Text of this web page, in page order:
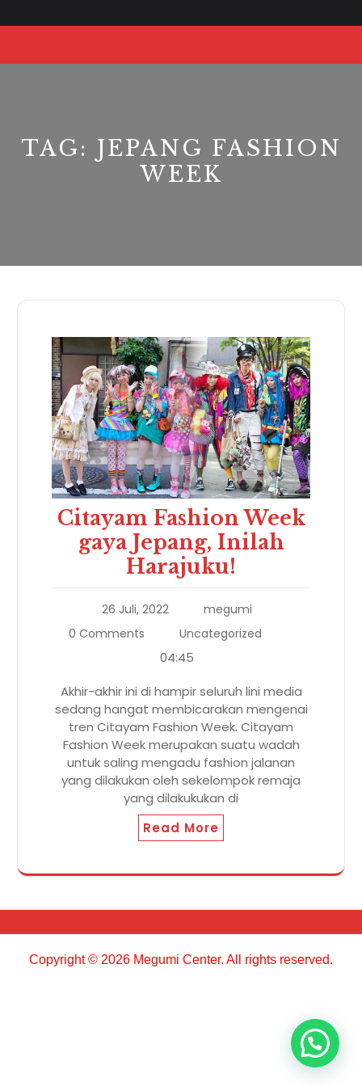
to
TAG: JEPANG FASHION
WEEK
Citayam Fashion Week
gaya Jepang, Inilah
Harajuku!
26 Juli, 2022
megumi
0 Comments
Uncategorized
04:45
Akhir-akhir ini di hampir seluruh lini media
sedang hangat membicarakan mengenai
tren Citayam Fashion Week. Citayam
Fashion Week merupakan suatu wadah
untuk saling mengadu fashion jalanan
yang dilakukan oleh sekelompok remaja
yang dilakukukan di
Read More
Copyright © 2026 Megumi Center. All rights reserved.